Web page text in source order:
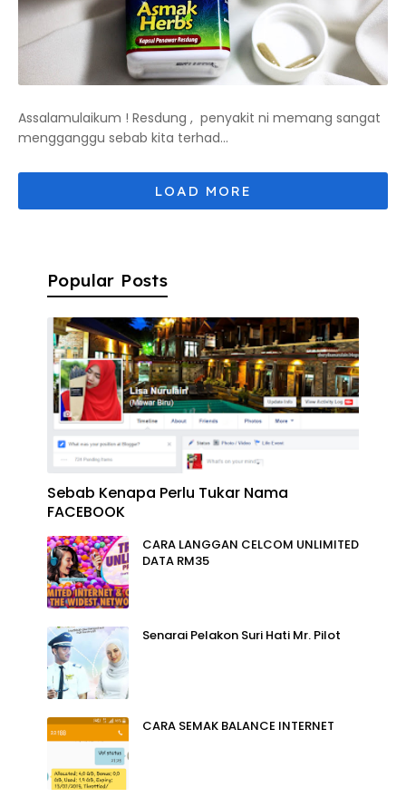
Assalamulaikum ! Resdung , penyakit ni memang sangat
mengganggu sebab kita terhad...
Popular Posts
Sebab Kenapa Perlu Tukar Nama
FACEBOOK
CARA LANGGAN CELCOM UNLIMITED
DATA RM35
Senarai Pelakon Suri Hati Mr. Pilot
CARA SEMAK BALANCE INTERNET